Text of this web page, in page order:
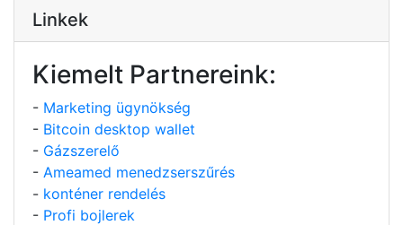
Linkek
Kiemelt Partnereink:
- Marketing ügynökség
- Bitcoin desktop wallet
- Gázszerelő
- Ameamed menedzserszűrés
- konténer rendelés
- Profi bojlerek